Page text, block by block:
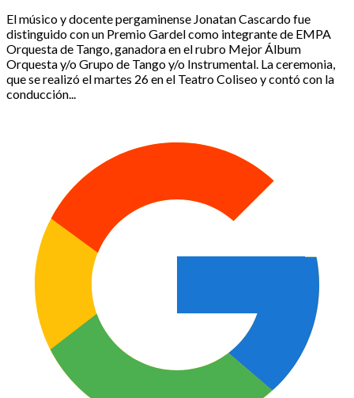
El músico y docente pergaminense Jonatan Cascardo fue
distinguido con un Premio Gardel como integrante de EMPA
Orquesta de Tango, ganadora en el rubro Mejor Álbum
Orquesta y/o Grupo de Tango y/o Instrumental. La ceremonia,
que se realizó el martes 26 en el Teatro Coliseo y contó con la
conducción...